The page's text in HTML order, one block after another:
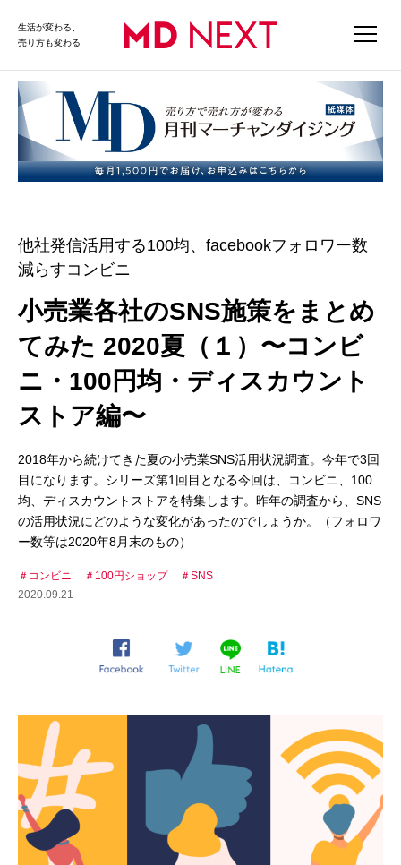
生活が変わる、
売り方も変わる
他社発信活用する100均、facebookフォロワー数
減らすコンビニ
小売業各社のSNS施策をまとめ
てみた 2020夏（１）〜コンビ
ニ・100円均・ディスカウント
ストア編〜
2018年から続けてきた夏の小売業SNS活用状況調査。今年で3回
目になります。シリーズ第1回目となる今回は、コンビニ、100
均、ディスカウントストアを特集します。昨年の調査から、SNS
の活用状況にどのような変化があったのでしょうか。（フォロワ
ー数等は2020年8月末のもの）
コンビニ 100円ショップ
SNS
2020.09.21